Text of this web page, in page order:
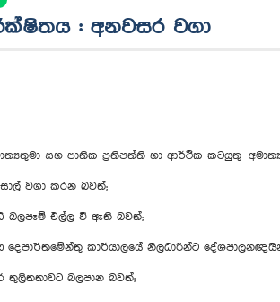
රක්ෂිතය : අනවසර වගා
සහ ජාතික ප්‍රතිපත්ති හා ආර්ථික කටයුතු
වගා කරන බවත්;
එල්ල වී ඇති බවත්;
කාර්යාලයේ නිලධාරීන්ට
තුලිතතාවට බලපාන බවත්;